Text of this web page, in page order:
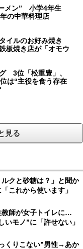
メン” 小学4年生
の中華料理店
イルのお好み焼き
板焼き店が「オモウ
3位「松重豊」、
は“主役を食う存在
見る
ルクと砂糖は？」と聞か
これから使います」
教師が女子トイレに…
いモノ”に「許せない」
くりこない”男性→あか